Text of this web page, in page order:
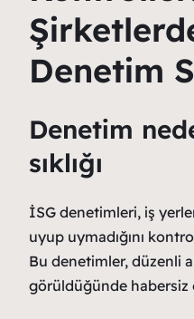
Denetim
Denetim
sıklığı
İSG denetimleri, iş
uyup uymadığını
Bu denetimler, düzenli
görüldüğünde habersiz